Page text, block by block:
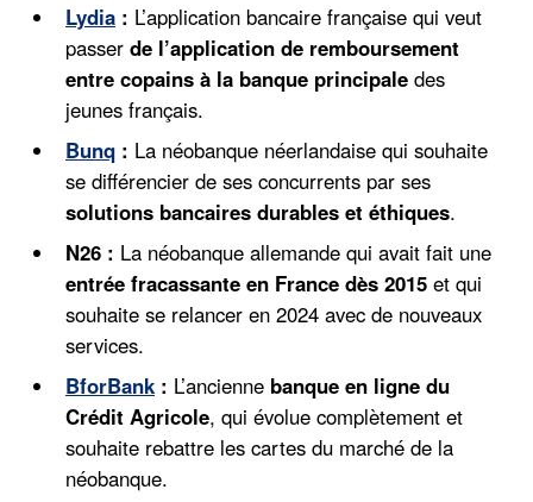
Lydia : L’application bancaire française qui veut
passer de l’application de remboursement
entre copains à la banque principale des
jeunes français.
Bunq : La néobanque néerlandaise qui souhaite
se différencier de ses concurrents par ses
solutions bancaires durables et éthiques.
N26 : La néobanque allemande qui avait fait une
entrée fracassante en France dès 2015 et qui
souhaite se relancer en 2024 avec de nouveaux
services.
BforBank : L’ancienne banque en ligne du
Crédit Agricole, qui évolue complètement et
souhaite rebattre les cartes du marché de la
néobanque.